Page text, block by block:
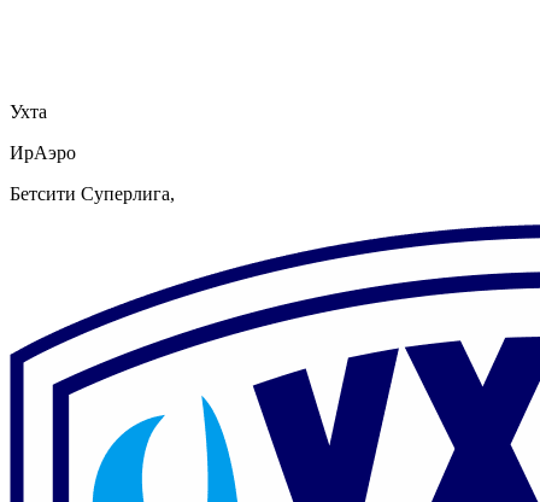
Ухта
ИрАэро
Бетсити Суперлига,